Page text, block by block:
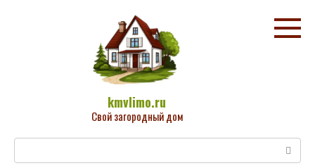
kmvlimo.ru
Свой загородный дом